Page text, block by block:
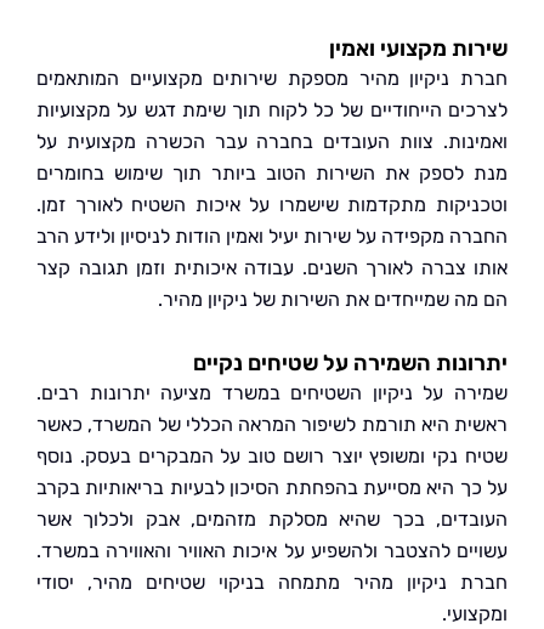
מקצועי ואמין
ניקיון מהיר מספקת שירותים מקצועיים המותאמים
הייחודיים של כל לקוח תוך שימת דגש על מקצועיות
צוות העובדים בחברה עבר הכשרה מקצועית על
את השירות הטוב ביותר תוך שימוש בחומרים
מתקדמות שישמרו על איכות השטיח לאורך זמן.
מקפידה על שירות יעיל ואמין הודות לניסיון ולידע הרב
צברה לאורך השנים. עבודה איכותית וזמן תגובה קצר
שמייחדים את השירות של ניקיון מהיר.
השמירה על שטיחים נקיים
על ניקיון השטיחים במשרד מציעה יתרונות רבים.
היא תורמת לשיפור המראה הכללי של המשרד, כאשר
נקי ומשופץ יוצר רושם טוב על המבקרים בעסק. נוסף
היא מסייעת בהפחתת הסיכון לבעיות בריאותיות בקרב
בכך שהיא מסלקת מזהמים, אבק ולכלוך אשר
להצטבר ולהשפיע על איכות האוויר והאווירה במשרד.
ניקיון מהיר מתמחה בניקוי שטיחים מהיר, יסודי